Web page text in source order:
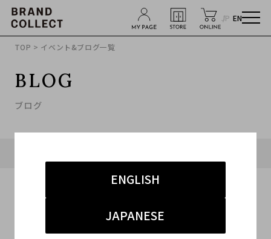
JP EN
ENGLISH
JAPANESE
TOP > イベント&ブログ一覧
BLOG
ブログ